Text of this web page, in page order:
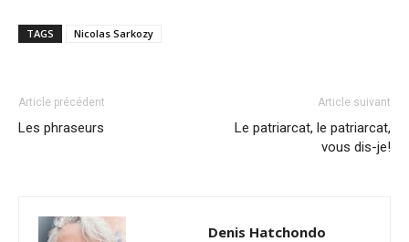
TAGS Nicolas Sarkozy
Article précédent
Les phraseurs
Article suivant
Le patriarcat, le patriarcat,
vous dis-je!
Denis Hatchondo